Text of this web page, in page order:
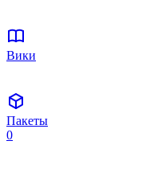
Вики
Пакеты
0